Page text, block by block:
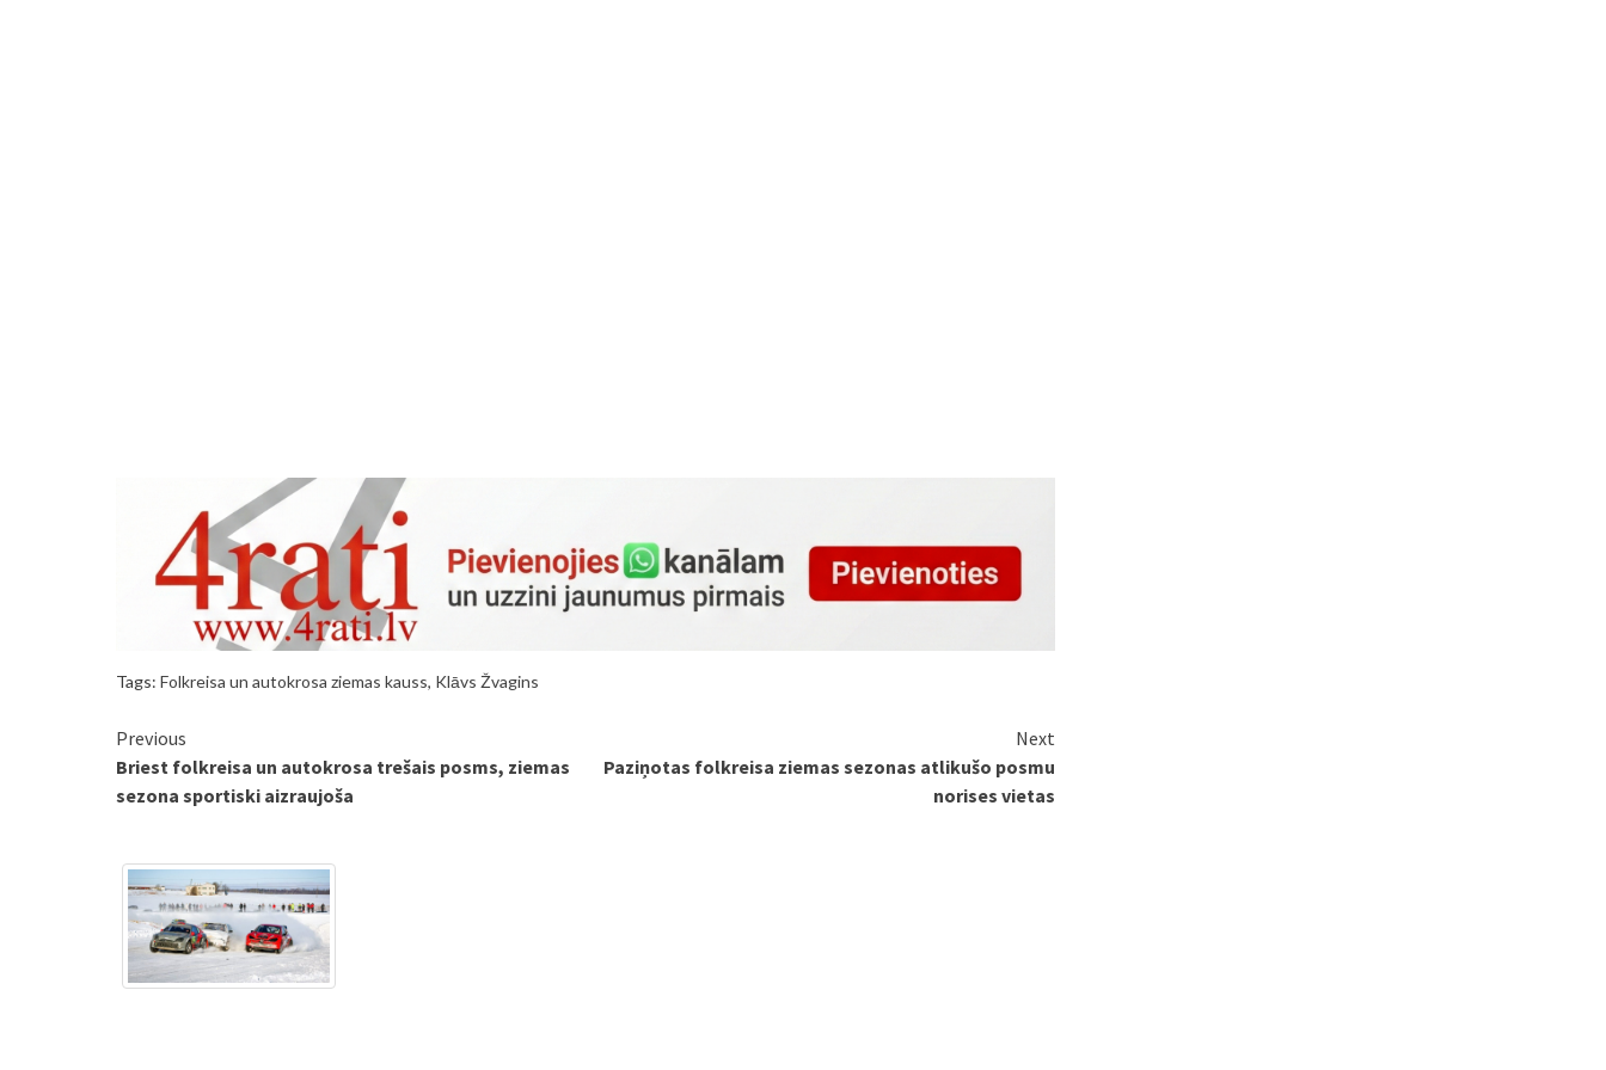
Tags: Folkreisa un autokrosa ziemas kauss, Klāvs Žvagins
Continue
Reading
Previous
Briest folkreisa un autokrosa trešais posms, ziemas
sezona sportiski aizraujoša
Next
Paziņotas folkreisa ziemas sezonas atlikušo posmu
norises vietas